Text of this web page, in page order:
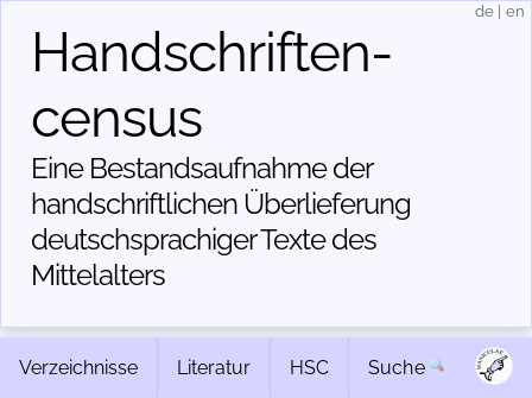
Handschriften­
census
Eine Bestandsaufnahme der
handschriftlichen Über­lieferung
deutschsprachiger Texte des
Mittelalters
de en
Verzeichnisse Literatur HSC Suche